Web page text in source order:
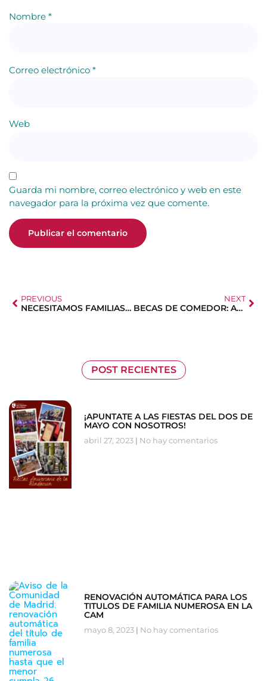
Nombre *
Correo electrónico *
Web
Guarda mi nombre, correo electrónico y web en este
navegador para la próxima vez que comente.
PREVIOUS
NECESITAMOS FAMILIAS VOLUNTARIAS
NEXT
BECAS DE COMEDOR: ABIERTA CONVOCATORIA
POST RECIENTES
¡APUNTATE A LAS FIESTAS DEL DOS DE
MAYO CON NOSOTROS!
abril 27, 2023 No hay comentarios
RENOVACIÓN AUTOMÁTICA PARA LOS
TITULOS DE FAMILIA NUMEROSA EN LA
CAM
mayo 8, 2023 No hay comentarios